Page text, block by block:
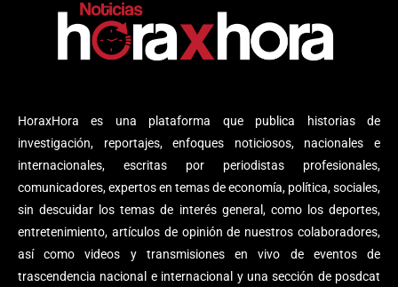
HoraxHora es una plataforma que publica historias de
investigación, reportajes, enfoques noticiosos, nacionales e
internacionales, escritas por periodistas profesionales,
comunicadores, expertos en temas de economía, política, sociales,
sin descuidar los temas de interés general, como los deportes,
entretenimiento, artículos de opinión de nuestros colaboradores,
así como videos y transmisiones en vivo de eventos de
trascendencia nacional e internacional y una sección de posdcat